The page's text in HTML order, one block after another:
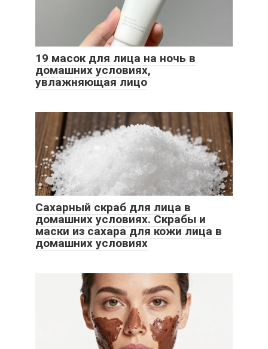
19 масок для лица на ночь в
домашних условиях,
увлажняющая лицо
Сахарный скраб для лица в
домашних условиях. Скрабы и
маски из сахара для кожи лица в
домашних условиях